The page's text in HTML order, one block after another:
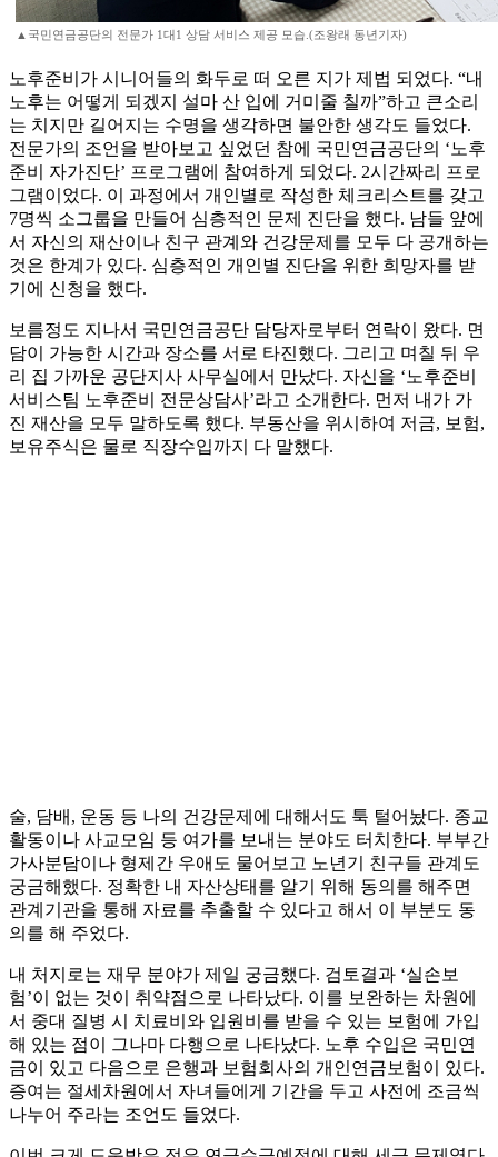
▲국민연금공단의 전문가 1대1 상담 서비스 제공 모습.(조왕래 동년기자)
노후준비가 시니어들의 화두로 떠 오른 지가 제법 되었다. “내
노후는 어떻게 되겠지 설마 산 입에 거미줄 칠까”하고 큰소리
는 치지만 길어지는 수명을 생각하면 불안한 생각도 들었다.
전문가의 조언을 받아보고 싶었던 참에 국민연금공단의 ‘노후
준비 자가진단’ 프로그램에 참여하게 되었다. 2시간짜리 프로
그램이었다. 이 과정에서 개인별로 작성한 체크리스트를 갖고
7명씩 소그룹을 만들어 심층적인 문제 진단을 했다. 남들 앞에
서 자신의 재산이나 친구 관계와 건강문제를 모두 다 공개하는
것은 한계가 있다. 심층적인 개인별 진단을 위한 희망자를 받
기에 신청을 했다.
보름정도 지나서 국민연금공단 담당자로부터 연락이 왔다. 면
담이 가능한 시간과 장소를 서로 타진했다. 그리고 며칠 뒤 우
리 집 가까운 공단지사 사무실에서 만났다. 자신을 ‘노후준비
서비스팀 노후준비 전문상담사’라고 소개한다. 먼저 내가 가
진 재산을 모두 말하도록 했다. 부동산을 위시하여 저금, 보험,
보유주식은 물로 직장수입까지 다 말했다.
술, 담배, 운동 등 나의 건강문제에 대해서도 툭 털어놨다. 종교
활동이나 사교모임 등 여가를 보내는 분야도 터치한다. 부부간
가사분담이나 형제간 우애도 물어보고 노년기 친구들 관계도
궁금해했다. 정확한 내 자산상태를 알기 위해 동의를 해주면
관계기관을 통해 자료를 추출할 수 있다고 해서 이 부분도 동
의를 해 주었다.
내 처지로는 재무 분야가 제일 궁금했다. 검토결과 ‘실손보
험’이 없는 것이 취약점으로 나타났다. 이를 보완하는 차원에
서 중대 질병 시 치료비와 입원비를 받을 수 있는 보험에 가입
해 있는 점이 그나마 다행으로 나타났다. 노후 수입은 국민연
금이 있고 다음으로 은행과 보험회사의 개인연금보험이 있다.
증여는 절세차원에서 자녀들에게 기간을 두고 사전에 조금씩
나누어 주라는 조언도 들었다.